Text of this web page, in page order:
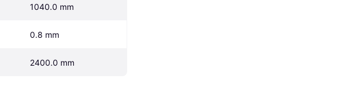
1040.0 mm
0.8 mm
2400.0 mm